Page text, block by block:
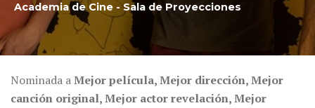
Academia de Cine - Sala de Proyecciones
Nominada aMejor película, Mejor dirección, Mejor
canción original, Mejor actor revelación, Mejor